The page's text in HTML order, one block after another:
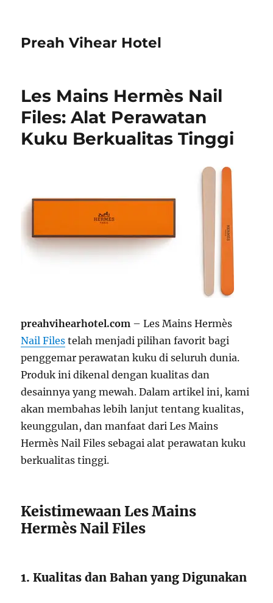
Preah Vihear Hotel
Les Mains Hermès Nail
Files: Alat Perawatan
Kuku Berkualitas Tinggi
preahvihearhotel.com – Les Mains Hermès
Nail Files telah menjadi pilihan favorit bagi
penggemar perawatan kuku di seluruh dunia.
Produk ini dikenal dengan kualitas dan
desainnya yang mewah. Dalam artikel ini, kami
akan membahas lebih lanjut tentang kualitas,
keunggulan, dan manfaat dari Les Mains
Hermès Nail Files sebagai alat perawatan kuku
berkualitas tinggi.
Keistimewaan Les Mains
Hermès Nail Files
1. Kualitas dan Bahan yang Digunakan